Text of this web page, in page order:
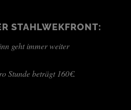
STAHLWEKFRONT:
geht immer weiter
Stunde beträgt 160€.